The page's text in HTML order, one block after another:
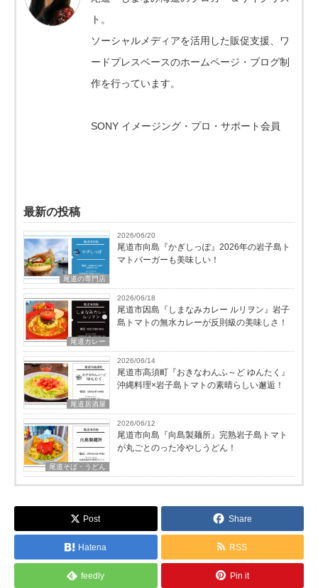
ト。
ソーシャルメディアを活用した販促支援、ワ
ードプレスベースのホームページ・ブログ制
作を行っています。
SONY イメージング・プロ・サポート会員
最新の投稿
尾道の専門店
2026/06/20
尾道市向島『かぎしっぽ』2026年の岩子島ト
マトバーガーも美味しい！
尾道カレー
2026/06/18
尾道市因島『しまなみカレー ルリヲン』岩子
島トマトの無水カレーが反則級の美味しさ！
尾道居酒屋
2026/06/14
尾道市高須町『おきなわんふ～ど ゆんたく』
沖縄料理×岩子島トマトの素晴らしい邂逅！
尾道そば・うどん
2026/06/12
尾道市向島『向島製麺所』完熟岩子島トマト
が丸ごとのった冷やしうどん！
Post Share
Hatena RSS
feedly Pin it